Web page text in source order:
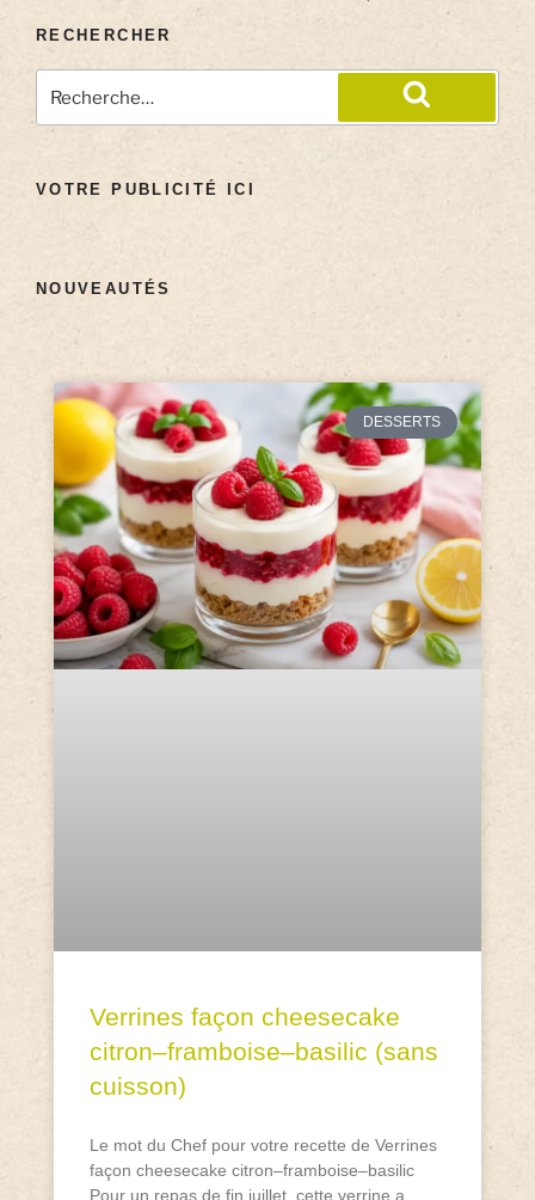
RECHERCHER
VOTRE PUBLICITÉ ICI
NOUVEAUTÉS
DESSERTS
Verrines façon cheesecake
citron–framboise–basilic (sans
cuisson)
Le mot du Chef pour votre recette de Verrines
façon cheesecake citron–framboise–basilic
Pour un repas de fin juillet, cette verrine a